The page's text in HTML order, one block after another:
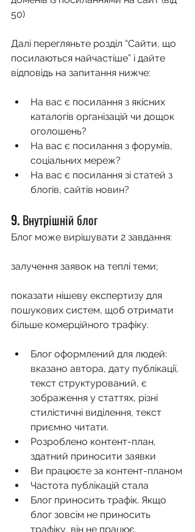
50)
Далі перегляньте розділ “Сайти, що
посилаються найчастіше” і дайте
відповідь на запитання нижче:
На вас є посилання з якісних
каталогів організацій чи дощок
оголошень?
На вас є посилання з форумів,
соціальних мереж?
На вас є посилання зі статей з
блогів, сайтів новин?
9. Внутрішній блог
Блог може вирішувати 2 завдання:
залучення заявок на теплі теми;
показати нішеву експертизу для
пошукових систем, щоб отримати
більше комерційного трафіку.
Блог оформлений для людей:
вказано автора, дату публікації,
текст структурований, є
зображення у статтях, різні
стилістичні виділення, текст
приємно читати.
Розроблено контент-план,
здатний приносити заявки
Ви працюєте за контент-планом
Частота публікацій стала
Блог приносить трафік. Якщо
блог зовсім не приносить
трафіку, він не працює.